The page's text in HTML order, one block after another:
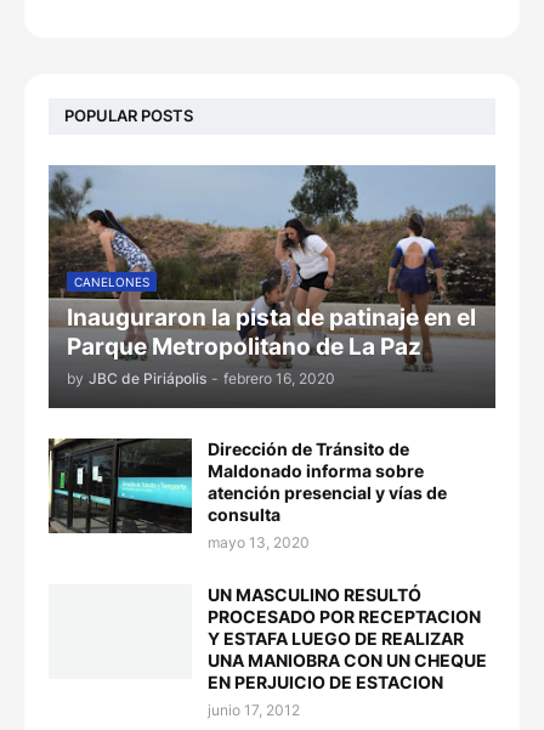
POPULAR POSTS
CANELONES
Inauguraron la pista de patinaje en el
Parque Metropolitano de La Paz
by JBC de Piriápolis - febrero 16, 2020
Dirección de Tránsito de
Maldonado informa sobre
atención presencial y vías de
consulta
mayo 13, 2020
UN MASCULINO RESULTÓ
PROCESADO POR RECEPTACION
Y ESTAFA LUEGO DE REALIZAR
UNA MANIOBRA CON UN CHEQUE
EN PERJUICIO DE ESTACION
junio 17, 2012